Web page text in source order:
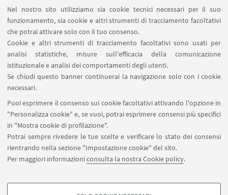
Nel nostro sito utilizziamo sia cookie tecnici necessari per il suo
funzionamento, sia cookie e altri strumenti di tracciamento facoltativi
che potrai attivare solo con il tuo consenso.
Cookie e altri strumenti di tracciamento facoltativi sono usati per
analisi statistiche, misure sull'efficacia della comunicazione
istituzionale e analisi dei comportamenti degli utenti.
Se chiudi questo banner continuerai la navigazione solo con i cookie
necessari.
Puoi esprimere il consenso sui cookie facoltativi attivando l'opzione in
"Personalizza cookie" e, se vuoi, potrai esprimere consensi più specifici
in "Mostra cookie di profilazione".
Potrai sempre rivedere le tue scelte e verificare lo stato dei consensi
rientrando nella sezione "Impostazione cookie" del sito.
Per maggiori informazioniconsulta la nostra Cookie policy.
Presentazione
Organizzazione